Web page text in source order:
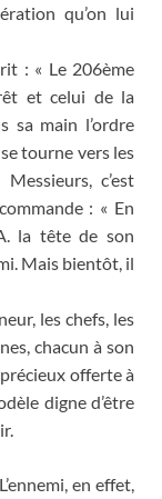
qu’on lui
: « Le 206ème
et celui de la
sa main l’ordre
tourne vers les
c’est
: « En
la tête de son
Mais bientôt, il
les chefs, les
chacun à son
offerte à
digne d’être
en effet,